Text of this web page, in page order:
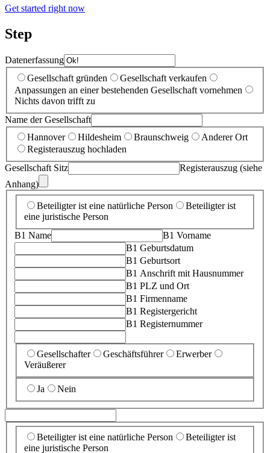
Get started right now
Step
Datenerfassung
Gesellschaft gründen
Gesellschaft verkaufen
Anpassungen an einer bestehenden Gesellschaft vornehmen
Nichts davon trifft zu
Name der Gesellschaft
Hannover
Hildesheim Braunschweig
Anderer Ort
Registerauszug hochladen
Gesellschaft Sitz
Registerauszug (siehe
Anhang)
Beteiligter ist eine natürliche Person
Beteiligter ist
eine juristische Person
B1 Name
B1 Vorname
B1 Geburtsdatum
B1 Geburtsort
B1 Anschrift mit Hausnummer
B1 PLZ und Ort
B1 Firmenname
B1 Registergericht
B1 Registernummer
Gesellschafter Geschäftsführer
Erwerber
Veräußerer
Ja Nein
Beteiligter ist eine natürliche Person
Beteiligter ist
eine juristische Person